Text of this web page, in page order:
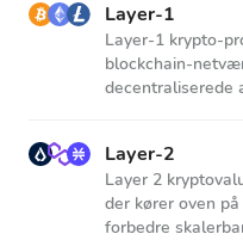
Layer-1
Layer-1 krypto-
blockchain-
decentraliserede
Layer-2
Layer 2
der kører oven
forbedre